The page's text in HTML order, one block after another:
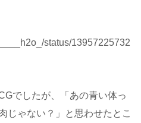
status/13957225732
でしたが、「あの青い体っ
じゃない？」と思わせたとこ